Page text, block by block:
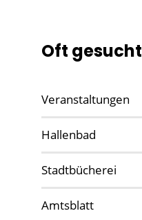
Oft gesucht
Veranstaltungen
Hallenbad
Stadtbücherei
Amtsblatt